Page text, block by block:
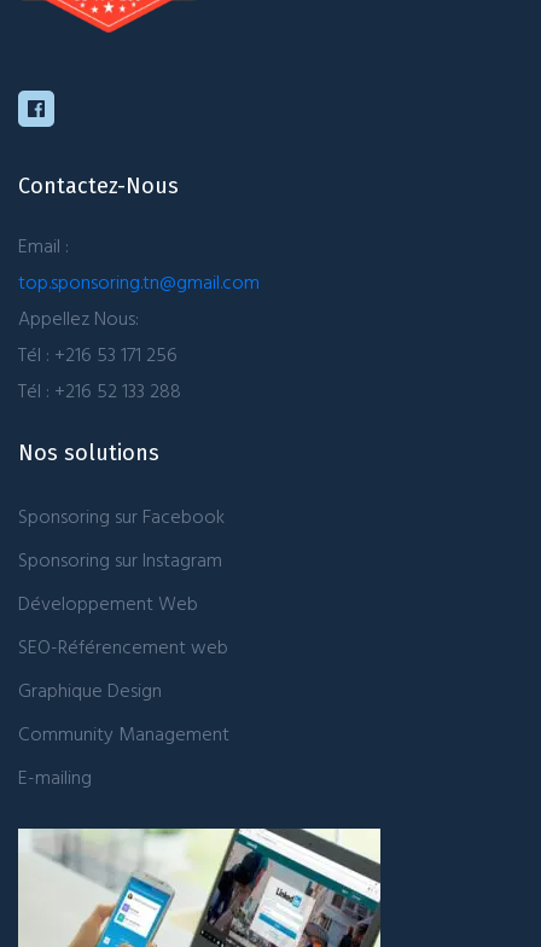
Contactez-Nous
Email :
top.sponsoring.tn@gmail.com
Appellez Nous:
Tél : +216 53 171 256
Tél : +216 52 133 288
Nos solutions
Sponsoring sur Facebook
Sponsoring sur Instagram
Développement Web
SEO-Référencement web
Graphique Design
Community Management
E-mailing